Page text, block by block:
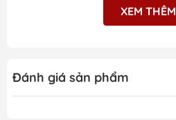
XEM THÊM
Đánh giá sản phẩm